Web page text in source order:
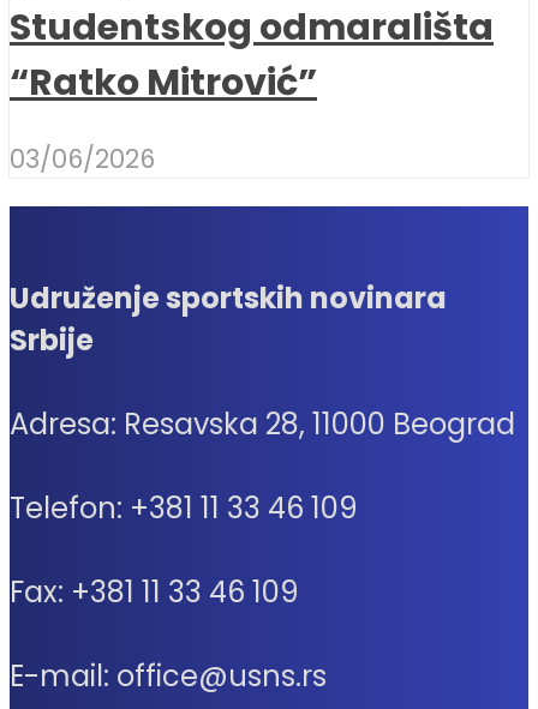
Studentskog odmarališta
“Ratko Mitrović”
03/06/2026
Udruženje sportskih novinara
Srbije
Adresa: Resavska 28, 11000 Beograd
Telefon: +381 11 33 46 109
Fax: +381 11 33 46 109
E-mail: office@usns.rs